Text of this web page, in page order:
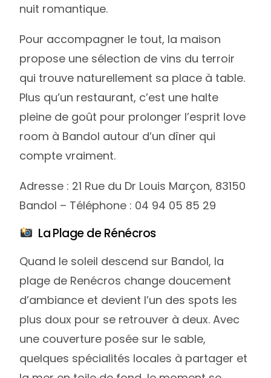
nuit romantique.
Pour accompagner le tout, la maison
propose une sélection de vins du terroir
qui trouve naturellement sa place à table.
Plus qu’un restaurant, c’est une halte
pleine de goût pour prolonger l’esprit love
room à Bandol autour d’un dîner qui
compte vraiment.
Adresse : 21 Rue du Dr Louis Marçon, 83150
Bandol – Téléphone : 04 94 05 85 29
La Plage de Rénécros
Quand le soleil descend sur Bandol, la
plage de Renécros change doucement
d’ambiance et devient l’un des spots les
plus doux pour se retrouver à deux. Avec
une couverture posée sur le sable,
quelques spécialités locales à partager et